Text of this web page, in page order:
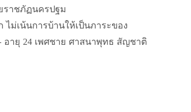
ราชภัฏนครปฐม
ไม่เน้นการบ้านให้เป็นภาระของ
ายุ 24 เพศชาย ศาสนาพุทธ สัญชาติ